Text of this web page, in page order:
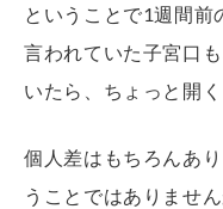
ということで1週間前
言われていた子宮口
いたら、ちょっと開
個人差はもちろんあ
うことではありませ